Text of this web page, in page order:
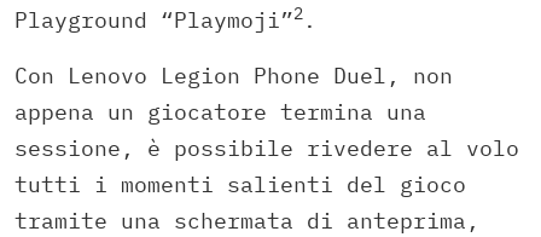
Playground “Playmoji”2 .
Con Lenovo Legion Phone Duel, non
appena un giocatore termina una
sessione, è possibile rivedere al volo
tutti i momenti salienti del gioco
tramite una schermata di anteprima,